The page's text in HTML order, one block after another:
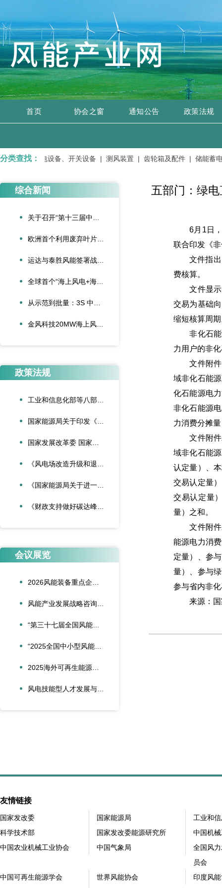
首页 协会之窗 通知公告 政策法规
分类查找：
压器、输变电设备、开关设备 | 测风装置 | 齿轮箱及配件 | 储能蓄
综合新闻
政策法规
会议展览
五部门：绿
6月1日，
联合印发《
文件指出，
费核算。
文件显示，
交易为基础
缩短核算周
非化石能源
力用户的非
文件附件一
域非化石能
化石能源电
非化石能源
力消费分摊
文件附件二
域非化石能
认定量）、
交易认定量
交易认定量
量）之和。
文件附件三
能源电力消
定量）、参
量）、参与
参与省内非
来源：国
友情链接
国家发改委 国家能源局
工业和
科学技术部
国家发改委能源研究所
中国机
中国农业机械工业协会
中国气象局
全国风
员会
中国可再生能源学会
世界风能协会 印度风